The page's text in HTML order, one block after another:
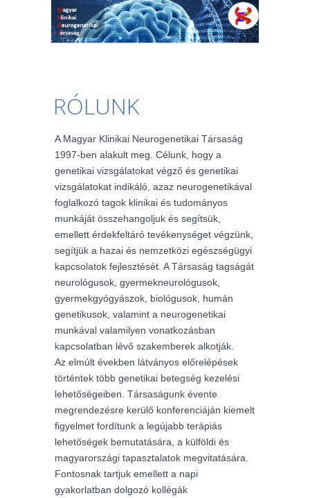
RÓLUNK
A Magyar Klinikai Neurogenetikai Társaság
1997-ben alakult meg. Célunk, hogy a
genetikai vizsgálatokat végző és genetikai
vizsgálatokat indikáló, azaz neurogenetikával
foglalkozó tagok klinikai és tudományos
munkáját összehangoljuk és segítsük,
emellett érdekfeltáró tevékenységet végzünk,
segítjük a hazai és nemzetközi egészségügyi
kapcsolatok fejlesztését. A Társaság tagságát
neurológusok, gyermekneurológusok,
gyermekgyógyászok, biológusok, humán
genetikusok, valamint a neurogenetikai
munkával valamilyen vonatkozásban
kapcsolatban lévő szakemberek alkotják.
Az elmúlt években látványos előrelépések
történtek több genetikai betegség kezelési
lehetőségeiben. Társaságunk évente
megrendezésre kerülő konferenciáján kiemelt
figyelmet fordítunk a legújabb terápiás
lehetőségek bemutatására, a külföldi és
magyarországi tapasztalatok megvitatására.
Fontosnak tartjuk emellett a napi
gyakorlatban dolgozó kollégák